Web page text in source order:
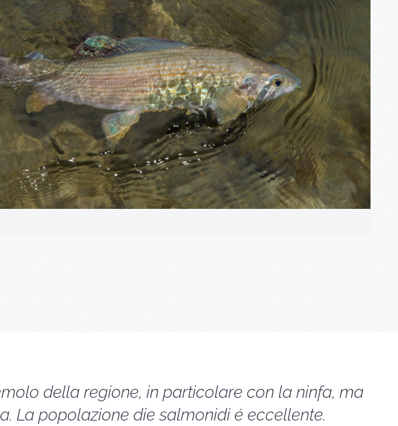
della regione, in particolare con la ninfa, ma
La popolazione die salmonidi é eccellente.